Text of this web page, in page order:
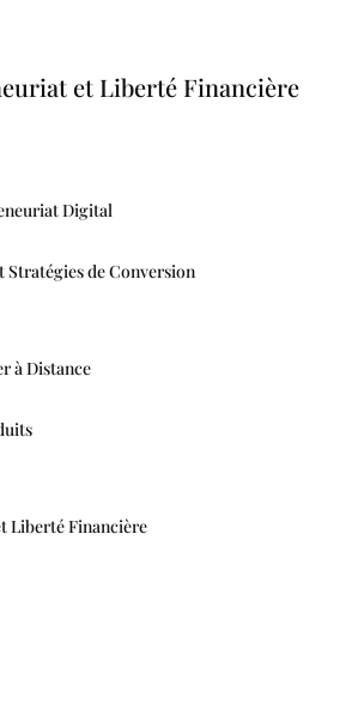
et Liberté Financière
Digital
Stratégies de Conversion
à Distance
Liberté Financière